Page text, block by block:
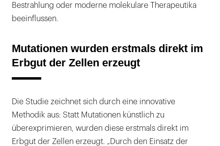
Bestrahlung oder moderne molekulare Therapeutika
beeinflussen.
Mutationen wurden erstmals direkt im
Erbgut der Zellen erzeugt
Die Studie zeichnet sich durch eine innovative
Methodik aus: Statt Mutationen künstlich zu
überexprimieren, wurden diese erstmals direkt im
Erbgut der Zellen erzeugt. „Durch den Einsatz der